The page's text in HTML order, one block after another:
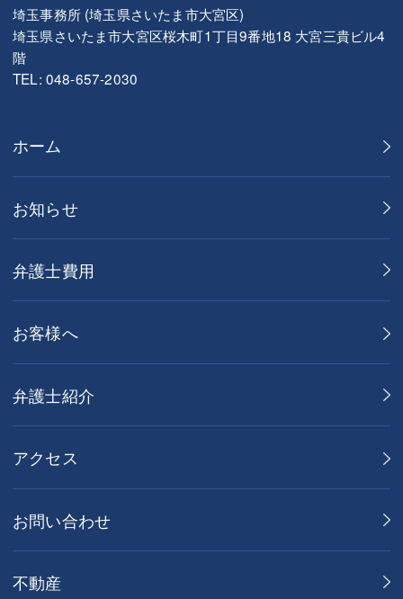
埼玉事務所 (埼玉県さいたま市大宮区)
埼玉県さいたま市大宮区桜木町1丁目9番地18 大宮三貴ビル4
階
TEL: 048-657-2030
ホーム
お知らせ
弁護士費用
お客様へ
弁護士紹介
アクセス
お問い合わせ
不動産